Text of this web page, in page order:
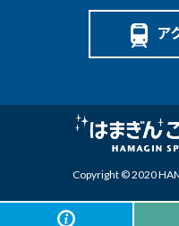
ア
Copyright © 2020